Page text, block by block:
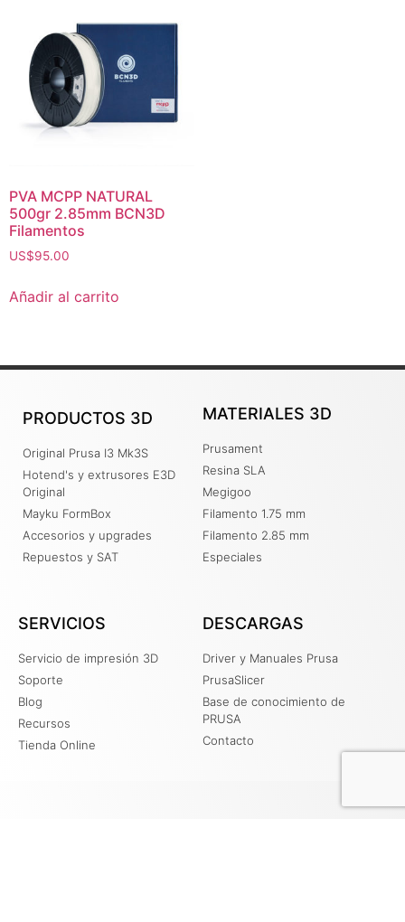
PVA MCPP NATURAL
500gr 2.85mm BCN3D
Filamentos
US$95.00
Añadir al carrito
PRODUCTOS 3D
Original Prusa I3 Mk3S
Hotend's y extrusores E3D
Original
Mayku FormBox
Accesorios y upgrades
Repuestos y SAT
MATERIALES 3D
Prusament
Resina SLA
Megigoo
Filamento 1.75 mm
Filamento 2.85 mm
Especiales
SERVICIOS
Servicio de impresión 3D
Soporte
Blog
Recursos
Tienda Online
DESCARGAS
Driver y Manuales Prusa
PrusaSlicer
Base de conocimiento de
PRUSA
Contacto